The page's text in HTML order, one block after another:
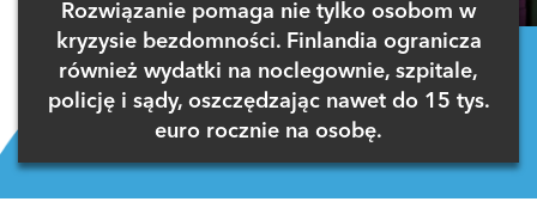
Rozwiązanie pomaga nie tylko osobom w
kryzysie bezdomności. Finlandia ogranicza
również wydatki na noclegownie, szpitale,
policję i sądy, oszczędzając nawet do 15 tys.
euro rocznie na osobę.